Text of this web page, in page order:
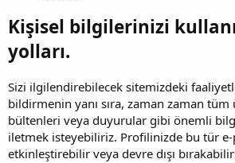
Kişisel bilgilerinizi
yolları.
Sizi ilgilendirebilecek sitemizdeki
bildirmenin yanı sıra, zaman zaman
bültenleri veya duyurular gibi önemli
iletmek isteyebiliriz. Profilinizde bu tür e-
etkinleştirebilir veya devre dışı